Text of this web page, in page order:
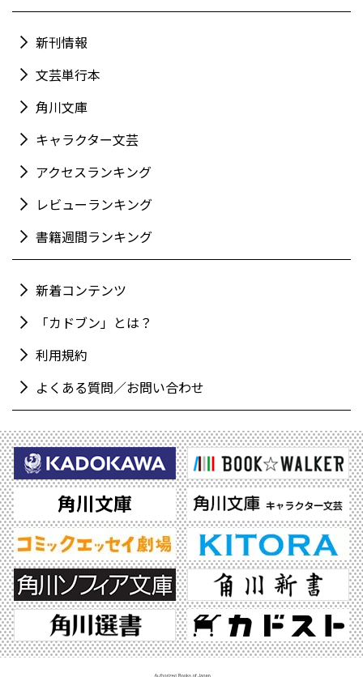
新刊情報
文芸単行本
角川文庫
キャラクター文芸
アクセスランキング
レビューランキング
書籍週間ランキング
新着コンテンツ
「カドブン」とは？
利用規約
よくある質問／お問い合わせ